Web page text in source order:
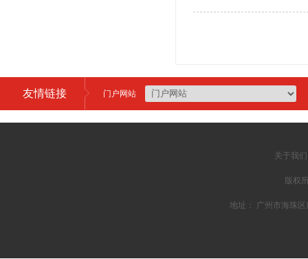
友情链接 门户网站
关于我们
版权
地址： 广州市海珠区